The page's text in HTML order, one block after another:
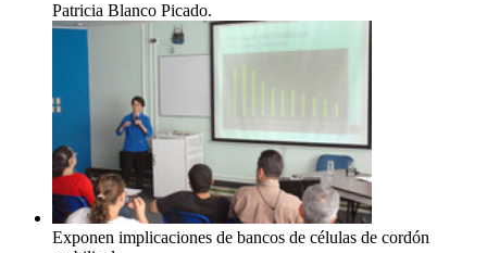
Patricia Blanco Picado.
Exponen implicaciones de bancos de células de cordón